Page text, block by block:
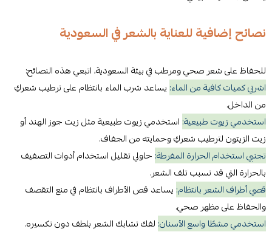
نصائح إضافية للعناية بالشعر في السعودية
للحفاظ على شعر صحي ومرطب في بيئة السعودية، اتبعي هذه النصائح:
اشربي كميات كافية من الماء: يساعد شرب الماء بانتظام على ترطيب شعركِ
من الداخل.
استخدمي زيوت طبيعية: استخدمي زيوت طبيعية مثل زيت جوز الهند أو
زيت الزيتون لترطيب شعركِ وحمايته من الجفاف.
تجنبي استخدام الحرارة المفرطة: حاولي تقليل استخدام أدوات التصفيف
بالحرارة التي قد تسبب تلف الشعر.
قصي أطراف الشعر بانتظام: يساعد قص الأطراف بانتظام في منع التقصف
والحفاظ على مظهر صحي.
استخدمي مشطًا واسع الأسنان: لفك تشابك الشعر بلطف دون تكسيره.